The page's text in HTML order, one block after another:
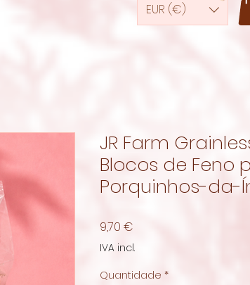
EUR (€)
JR Farm
Blocos de Feno
Porquinhos-da-
9,70 €
IVA incl.
Quantidade *